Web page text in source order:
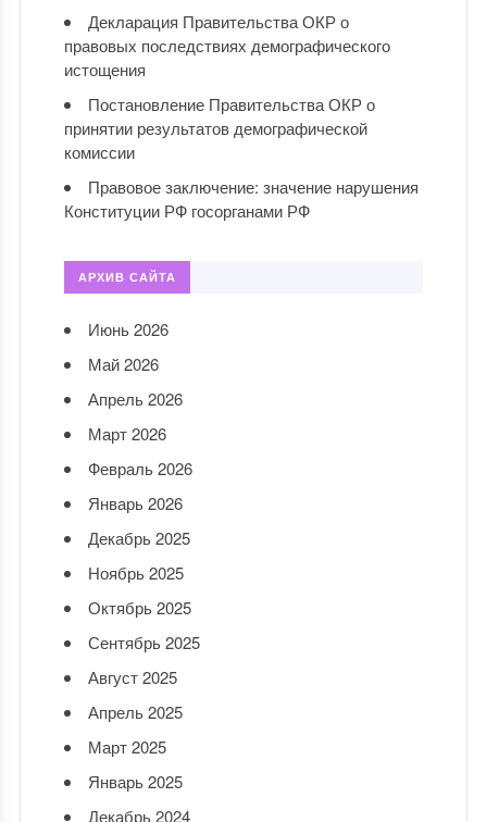
Декларация Правительства ОКР о
правовых последствиях демографического
истощения
Постановление Правительства ОКР о
принятии результатов демографической
комиссии
Правовое заключение: значение нарушения
Конституции РФ госорганами РФ
АРХИВ САЙТА
Июнь 2026
Май 2026
Апрель 2026
Март 2026
Февраль 2026
Январь 2026
Декабрь 2025
Ноябрь 2025
Октябрь 2025
Сентябрь 2025
Август 2025
Апрель 2025
Март 2025
Январь 2025
Декабрь 2024